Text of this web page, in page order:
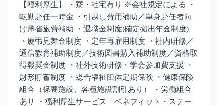
【福利厚生】 ・寮・社宅有り ※会社規定による ・
転勤赴任一時金 ・引越し費用補助／単身赴任者向
け帰省旅費補助 ・退職金制度(確定拠出年金制度)
・慶弔見舞金制度 ・定年再雇用制度 ・社内研修／
通信教育補助制度／技術図書購入補助制度／資格取
得報奨金制度 ・社外技術研修・学会参加費支援 ・
財形貯蓄制度 ・総合福祉団体定期保険 ・健康保険
組合（保養施設、各種施設割引あり） ・労働組合
あり ・福利厚生サービス「ベネフィット・ステー